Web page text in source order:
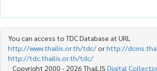
You can access to TDC Database at URL
http://www.thailis.or.th/tdc/orhttp://
http://tdc.thailis.or.th/tdc/
Copyright 2000 - 2026 ThaiLIS Digital